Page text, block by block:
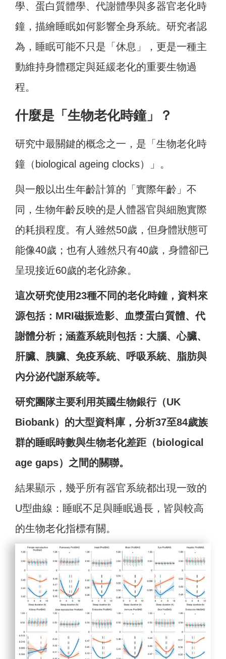
學、蛋白質體學、代謝體學與多器官老化時
鐘，描繪睡眠如何影響全身系統。研究者認
為，睡眠可能不只是「休息」，更是一種主
動維持身體穩定與延緩老化的重要生物過
程。
什麼是「生物老化時鐘」？
研究中最關鍵的概念之一，是「生物老化時
鐘（biological ageing clocks）」。
與一般以出生年齡計算的「實際年齡」不
同，生物年齡反映的是人體器官與細胞實際
的耗損程度。有人雖然50歲，但身體狀態可
能像40歲；也有人雖然只有40歲，身體卻已
呈現接近60歲的老化跡象。
這次研究使用23種不同的老化時鐘，資料來
源包括：MRI磁振造影、血漿蛋白質體、代
謝體分析；涵蓋系統則包括：大腦、心臟、
肝臟、胰臟、免疫系統、呼吸系統、脂肪與
內分泌代謝系統等。
研究團隊主要利用英國生物銀行（UK
Biobank）的大型資料庫，分析37至84歲族
群的睡眠時數與生物老化差距（biological
age gaps）之間的關聯。
結果顯示，幾乎所有器官系統都出現一致的
U型曲線：睡眠不足與睡眠過長，皆與較高
的生物老化指標有關。